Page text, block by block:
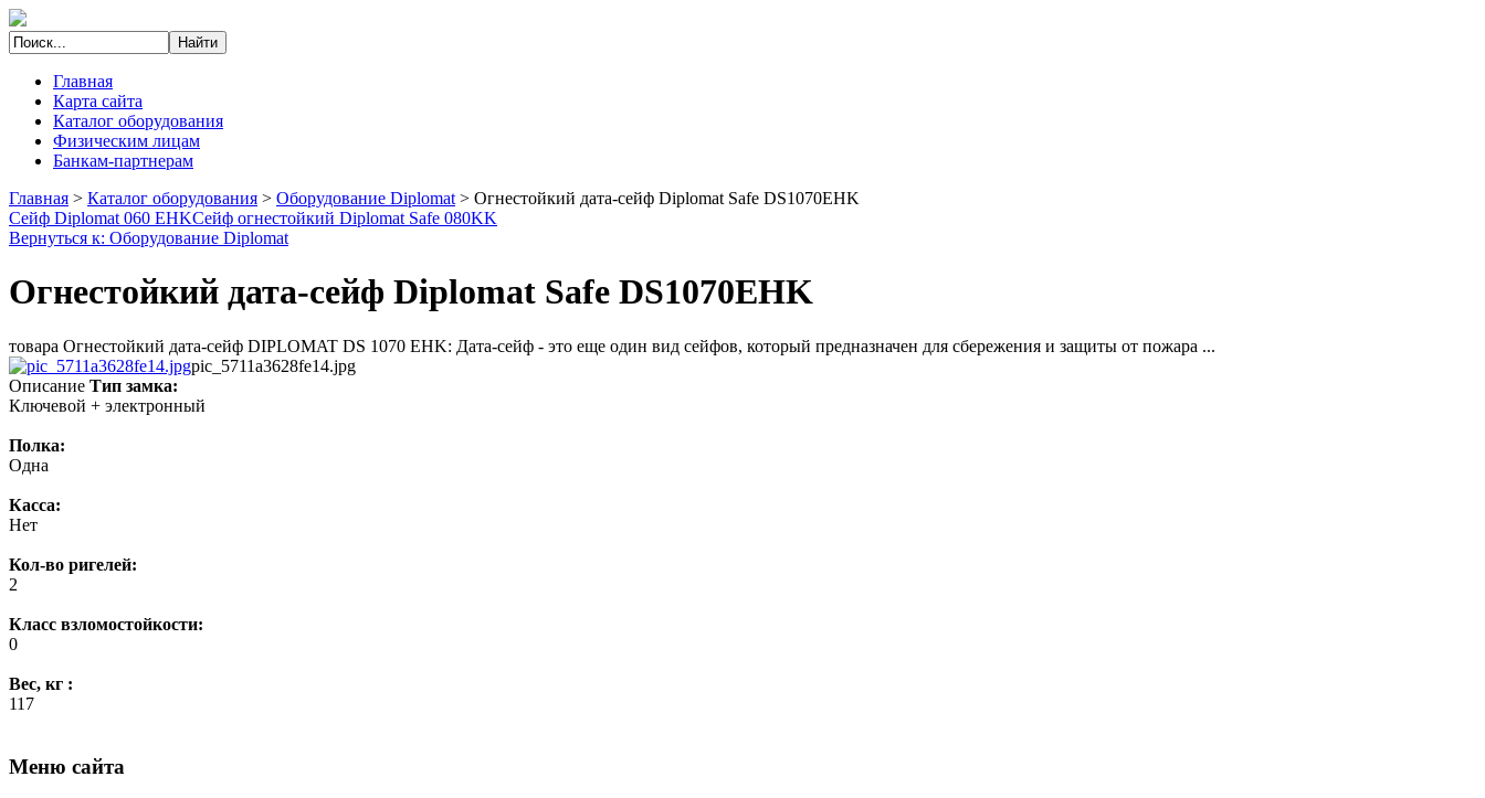
Главная
Карта сайта
Каталог оборудования
Физическим лицам
Банкам-партнерам
Главная > Каталог оборудования > Оборудование Diplomat > Огнестойкий дата-сейф Diplomat Safe DS1070EHK
Сейф Diplomat 060 EHKСейф огнестойкий Diplomat Safe 080KK
Вернуться к: Оборудование Diplomat
Огнестойкий дата-сейф Diplomat Safe DS1070EHK
товара Огнестойкий дата-сейф DIPLOMAT DS 1070 EHK: Дата-сейф - это еще один вид сейфов, который предназначен для сбережения и защиты от пожара ...
pic_5711a3628fe14.jpg
Описание Тип замка:
Ключевой + электронный
Полка:
Одна
Касса:
Нет
Кол-во ригелей:
2
Класс взломостойкости:
0
Вес, кг :
117
Меню сайта